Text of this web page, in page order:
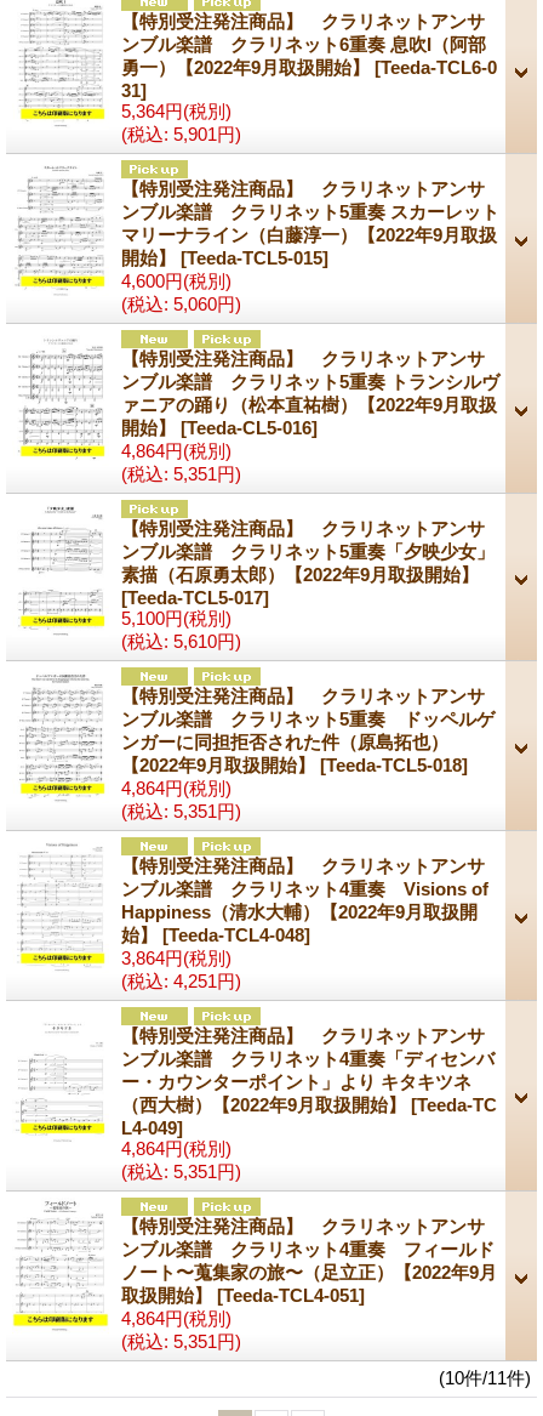
【特別受注発注商品】 クラリネットアンサ
ンブル楽譜 クラリネット6重奏 息吹I（阿部
勇一）【2022年9月取扱開始】 [Teeda-TCL6-0
31]
5,364円(税別)
(税込: 5,901円)
【特別受注発注商品】 クラリネットアンサ
ンブル楽譜 クラリネット5重奏 スカーレット
マリーナライン（白藤淳一）【2022年9月取扱
開始】 [Teeda-TCL5-015]
4,600円(税別)
(税込: 5,060円)
【特別受注発注商品】 クラリネットアンサ
ンブル楽譜 クラリネット5重奏 トランシルヴ
ァニアの踊り（松本直祐樹）【2022年9月取扱
開始】 [Teeda-CL5-016]
4,864円(税別)
(税込: 5,351円)
【特別受注発注商品】 クラリネットアンサ
ンブル楽譜 クラリネット5重奏「夕映少女」
素描（石原勇太郎）【2022年9月取扱開始】
[Teeda-TCL5-017]
5,100円(税別)
(税込: 5,610円)
【特別受注発注商品】 クラリネットアンサ
ンブル楽譜 クラリネット5重奏 ドッペルゲ
ンガーに同担拒否された件（原島拓也）
【2022年9月取扱開始】 [Teeda-TCL5-018]
4,864円(税別)
(税込: 5,351円)
【特別受注発注商品】 クラリネットアンサ
ンブル楽譜 クラリネット4重奏 Visions of
Happiness（清水大輔）【2022年9月取扱開
始】 [Teeda-TCL4-048]
3,864円(税別)
(税込: 4,251円)
【特別受注発注商品】 クラリネットアンサ
ンブル楽譜 クラリネット4重奏「ディセンバ
ー・カウンターポイント」より キタキツネ
（西大樹）【2022年9月取扱開始】 [Teeda-TC
L4-049]
4,864円(税別)
(税込: 5,351円)
【特別受注発注商品】 クラリネットアンサ
ンブル楽譜 クラリネット4重奏 フィールド
ノート〜蒐集家の旅〜（足立正）【2022年9月
取扱開始】 [Teeda-TCL4-051]
4,864円(税別)
(税込: 5,351円)
(10件/11件)